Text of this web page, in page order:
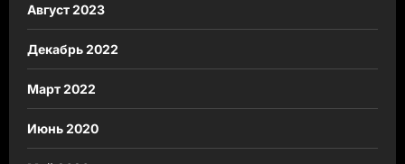
Август 2023
Декабрь 2022
Март 2022
Июнь 2020